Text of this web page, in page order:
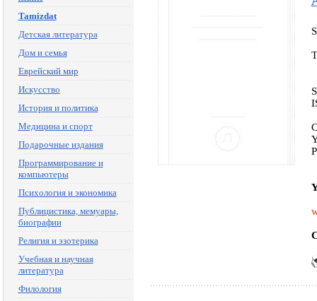
Tamizdat
Детская литература
Дом и семья
Еврейский мир
Искусство
История и политика
Медицина и спорт
Подарочные издания
Программирование и
компьютеры
Психология и экономика
Публицистика, мемуары,
биографии
Религия и эзотерика
Учебная и научная
литература
Филология